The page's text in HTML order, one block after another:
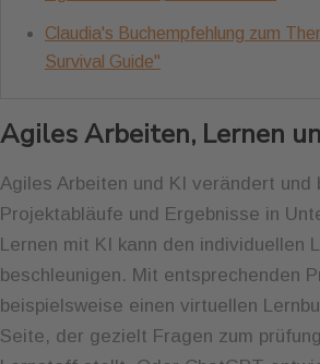
Claudia's Buchempfehlung zum
Survival Guide"
Agiles Arbeiten, Lernen
Agiles Arbeiten und KI verändert und
Projektabläufe und Ergebnisse in
Lernen mit KI kann den individuellen
beschleunigen. Mit entsprechenden
beispielsweise einen virtuellen
Seite, der gezielt Fragen zum